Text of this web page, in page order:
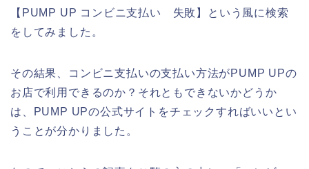
【PUMP UP コンビニ支払い 失敗】という風に検索
をしてみました。
その結果、コンビニ支払いの支払い方法がPUMP UPの
お店で利用できるのか？それともできないかどうか
は、PUMP UPの公式サイトをチェックすればいいとい
うことが分かりました。